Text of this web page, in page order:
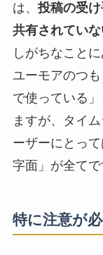
は、 投稿の受
共有されてい
しがちなこと
ユーモアのつ
で使っている
ますが、タイ
ーザーにとっ
字面」が全てで
特に注意が